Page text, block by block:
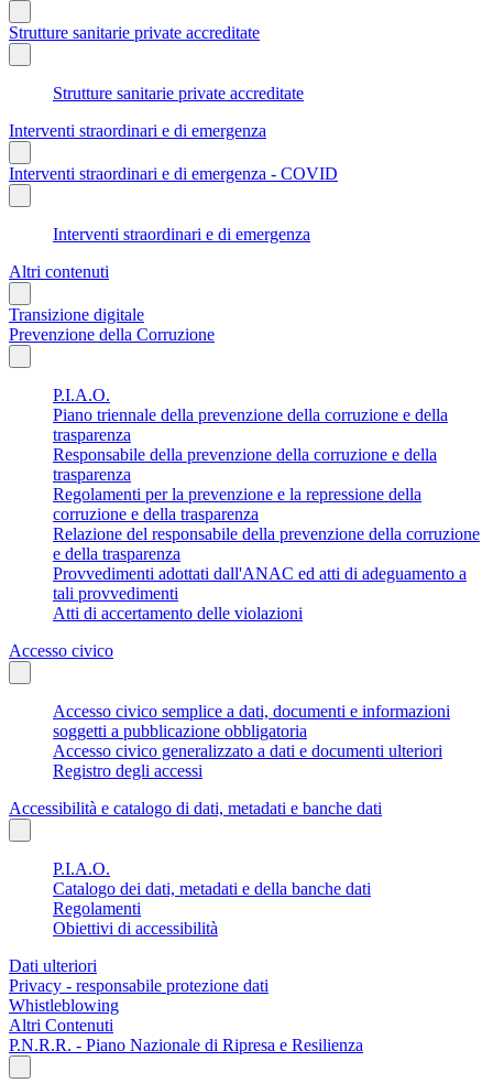
Strutture sanitarie private accreditate
Strutture sanitarie private accreditate
Interventi straordinari e di emergenza
Interventi straordinari e di emergenza - COVID
Interventi straordinari e di emergenza
Altri contenuti
Transizione digitale
Prevenzione della Corruzione
P.I.A.O.
Piano triennale della prevenzione della corruzione e della
trasparenza
Responsabile della prevenzione della corruzione e della
trasparenza
Regolamenti per la prevenzione e la repressione della
corruzione e della trasparenza
Relazione del responsabile della prevenzione della corruzione
e della trasparenza
Provvedimenti adottati dall'ANAC ed atti di adeguamento a
tali provvedimenti
Atti di accertamento delle violazioni
Accesso civico
Accesso civico semplice a dati, documenti e informazioni
soggetti a pubblicazione obbligatoria
Accesso civico generalizzato a dati e documenti ulteriori
Registro degli accessi
Accessibilità e catalogo di dati, metadati e banche dati
P.I.A.O.
Catalogo dei dati, metadati e della banche dati
Regolamenti
Obiettivi di accessibilità
Dati ulteriori
Privacy - responsabile protezione dati
Whistleblowing
Altri Contenuti
P.N.R.R. - Piano Nazionale di Ripresa e Resilienza